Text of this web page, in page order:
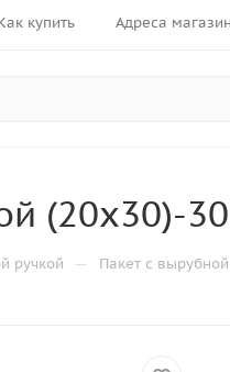
купить Адреса
(20х30)-
ручкой — Пакет с